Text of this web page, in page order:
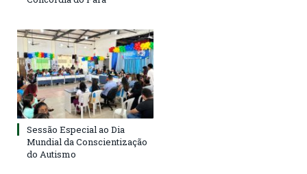
Sessão Especial ao Dia
Mundial da Conscientização
do Autismo